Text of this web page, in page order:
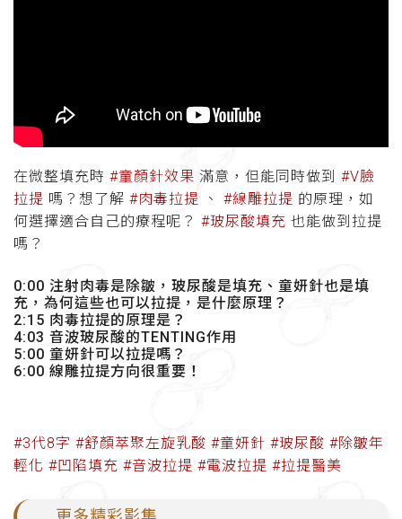
在微整填充時 #童顏針效果 滿意，但能同時做到 #V臉
拉提 嗎？想了解 #肉毒拉提 、 #線雕拉提 的原理，如
何選擇適合自己的療程呢？ #玻尿酸填充 也能做到拉提
嗎？
0:00 注射肉毒是除皺，玻尿酸是填充、童妍針也是填
充，為何這些也可以拉提，是什麼原理？
2:15 肉毒拉提的原理是？
4:03 音波玻尿酸的TENTING作用
5:00 童妍針可以拉提嗎？
6:00 線雕拉提方向很重要！
#3代8字 #舒顏萃聚左旋乳酸 #童妍針 #玻尿酸 #除皺年
輕化 #凹陷填充 #音波拉提 #電波拉提 #拉提醫美